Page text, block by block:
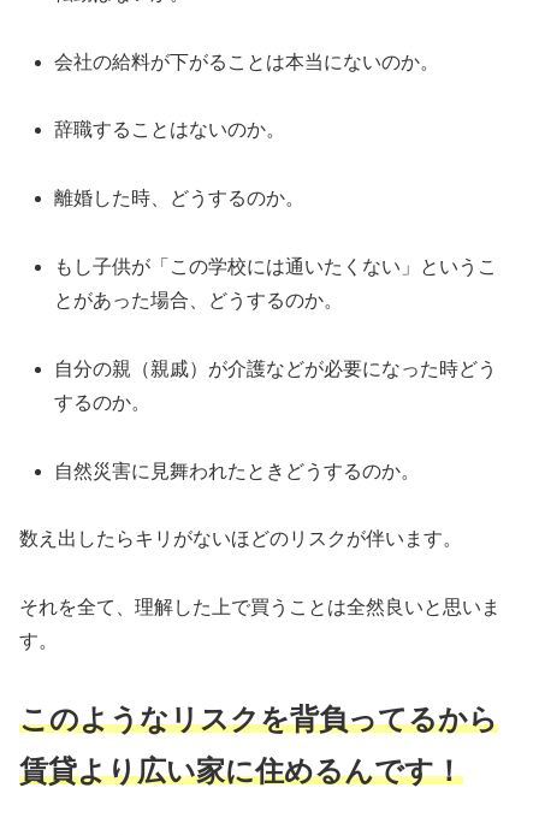
会社の給料が下がることは本当にないのか。
辞職することはないのか。
離婚した時、どうするのか。
もし子供が「この学校には通いたくない」というこ
とがあった場合、どうするのか。
自分の親（親戚）が介護などが必要になった時どう
するのか。
自然災害に見舞われたときどうするのか。
数え出したらキリがないほどのリスクが伴います。
それを全て、理解した上で買うことは全然良いと思いま
す。
このようなリスクを背負ってるから
賃貸より広い家に住めるんです！